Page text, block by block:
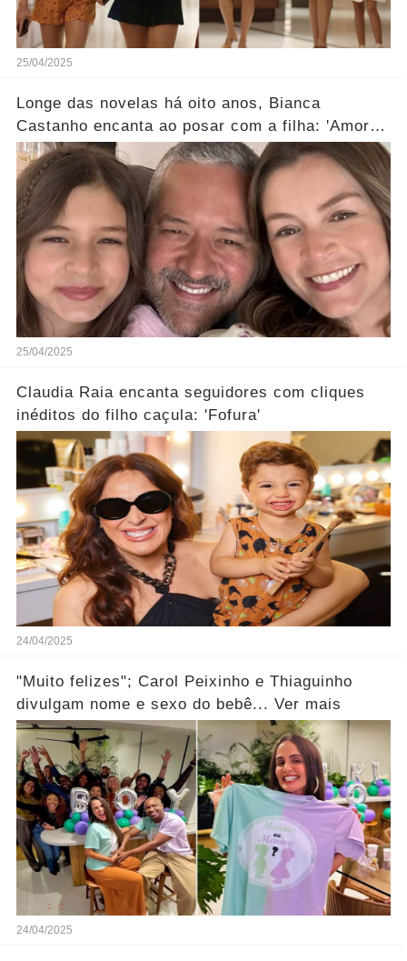
25/04/2025
Longe das novelas há oito anos, Bianca
Castanho encanta ao posar com a filha: 'Amores
da minha vida'
25/04/2025
Claudia Raia encanta seguidores com cliques
inéditos do filho caçula: 'Fofura'
24/04/2025
"Muito felizes"; Carol Peixinho e Thiaguinho
divulgam nome e sexo do bebê... Ver mais
24/04/2025